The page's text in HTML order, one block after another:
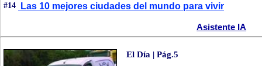
#14 Las 10 mejores ciudades del mundo para vivir
Asistente IA
El Día | Pág.5